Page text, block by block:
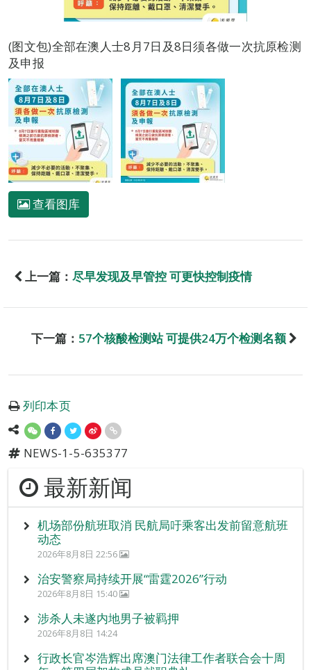
(图文包)全部在澳人士8月7日及8日须各做一次抗原检测
及申报
查看图库
上一篇： 尽早发现及早管控 可更快控制疫情
下一篇： 57个核酸检测站 可提供24万个检测名额
列印本页
NEWS-1-5-635377
最新新闻
机场部份航班取消 民航局吁乘客出发前留意航班
动态
2026年8月8日 22:56
治安警察局持续开展“雷霆2026”行动
2026年8月8日 15:40
涉杀人未遂内地男子被羁押
2026年8月8日 14:24
行政长官岑浩辉出席澳门法律工作者联合会十周